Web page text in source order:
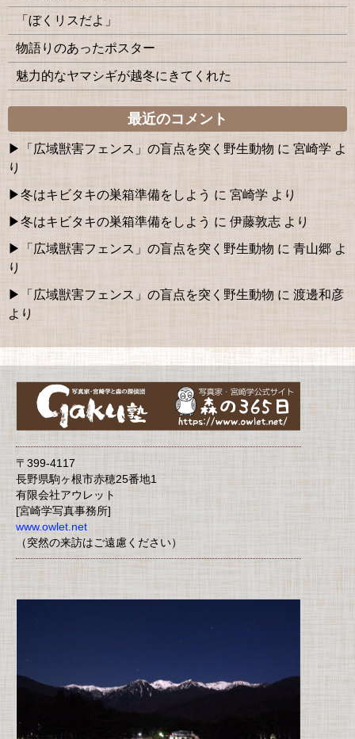
「ぼくリスだよ」
物語りのあったポスター
魅力的なヤマシギが越冬にきてくれた
最近のコメント
「広域獣害フェンス」の盲点を突く野生動物 に 宮崎学 よ
り
冬はキビタキの巣箱準備をしよう に 宮崎学 より
冬はキビタキの巣箱準備をしよう に 伊藤敦志 より
「広域獣害フェンス」の盲点を突く野生動物 に 青山郷 よ
り
「広域獣害フェンス」の盲点を突く野生動物 に 渡邊和彦
より
〒399-4117
長野県駒ヶ根市赤穂25番地1
有限会社アウレット
[宮崎学写真事務所]
www.owlet.net
（突然の来訪はご遠慮ください）